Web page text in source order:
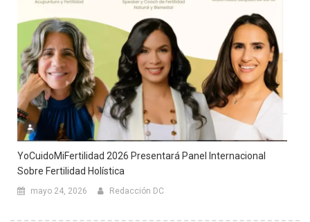
YoCuidoMiFertilidad 2026 Presentará Panel Internacional
Sobre Fertilidad Holística
mayo 24, 2026 Redacción DC